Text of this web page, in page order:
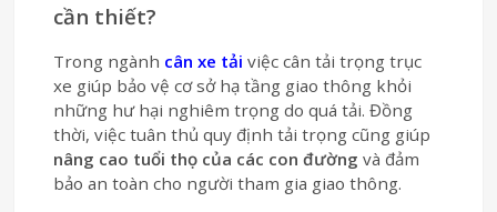
cần thiết?
Trong ngành cân xe tải việc cân tải trọng trục
xe giúp bảo vệ cơ sở hạ tầng giao thông khỏi
những hư hại nghiêm trọng do quá tải. Đồng
thời, việc tuân thủ quy định tải trọng cũng giúp
nâng cao tuổi thọ của các con đường và đảm
bảo an toàn cho người tham gia giao thông.